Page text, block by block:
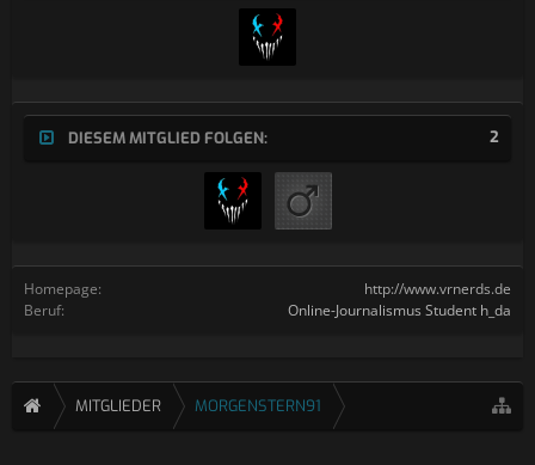
DIESEM MITGLIED FOLGEN: 2
Homepage:
http://www.vrnerds.de
Beruf:
Online-Journalismus Student h_da
MITGLIEDER MORGENSTERN91